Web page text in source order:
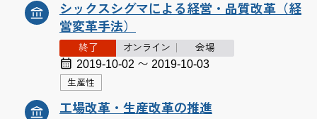
シックスシグマによる経営・品質改革（経
営変革手法）
終了 オンライン 会場
2019-10-02 〜 2019-10-03
生産性
工場改革・生産改革の推進